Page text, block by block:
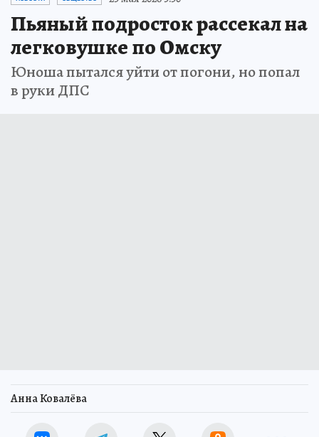
Пьяный подросток рассекал на
легковушке по Омску
Юноша пытался уйти от погони, но попал
в руки ДПС
Анна Ковалёва